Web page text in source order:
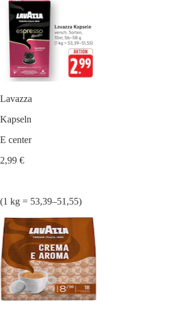
Lavazza
Kapseln
E center
2,99 €
(1 kg = 53,39–51,55)